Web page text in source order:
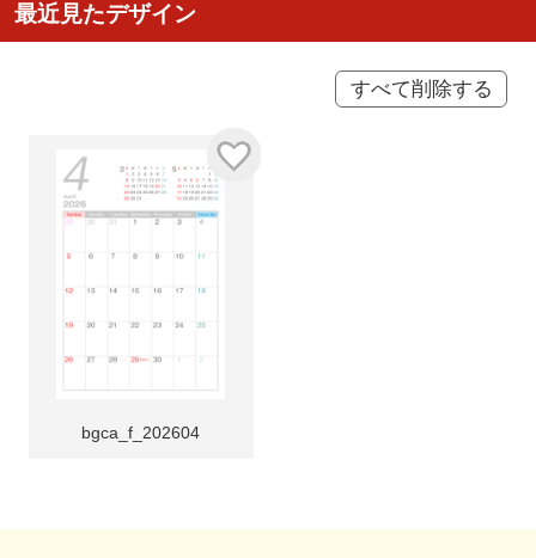
最近見たデザイン
すべて削除する
bgca_f_202604